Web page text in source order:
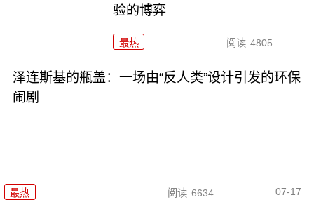
验的博弈
最热 阅读 4805
泽连斯基的瓶盖：一场由“反人类”设计引发的环保
闹剧
最热 阅读 6634 07-17